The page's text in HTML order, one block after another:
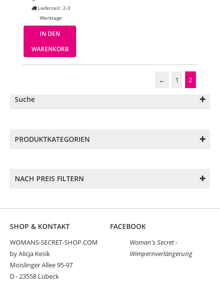
Lieferzeit: 2-3
Werktage
IN DEN
WARENKORB
← 1 2
Suche
PRODUKTKATEGORIEN
NACH PREIS FILTERN
SHOP & KONTAKT
WOMANS-SECRET-SHOP.COM
by Alicja Kesik
Moislinger Allee 95-97
D - 23558 Lübeck
FACEBOOK
Woman's Secret -
Wimpernverlängerung